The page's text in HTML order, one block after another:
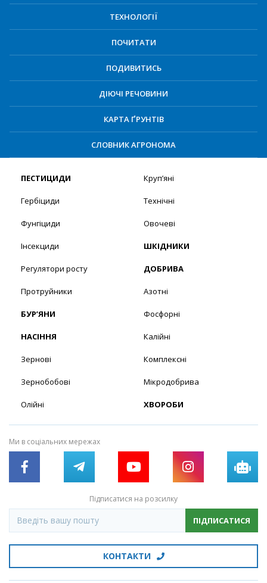
ТЕХНОЛОГІЇ
ПОЧИТАТИ
ПОДИВИТИСЬ
ДІЮЧІ РЕЧОВИНИ
КАРТА ҐРУНТІВ
СЛОВНИК АГРОНОМА
ПЕСТИЦИДИ
Гербіциди
Фунгіциди
Інсекциди
Регулятори росту
Протруйники
БУР’ЯНИ
НАСІННЯ
Зернові
Зернобобові
Олійні
Круп’яні
Технічні
Овочеві
ШКІДНИКИ
ДОБРИВА
Азотні
Фосфорні
Калійні
Комплексні
Мікродобрива
ХВОРОБИ
Ми в соціальних мережах
Підписатися на розсилку
ПІДПИСАТИСЯ
КОНТАКТИ